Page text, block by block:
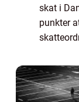
skat i
punkter
generelt